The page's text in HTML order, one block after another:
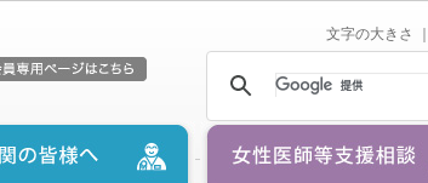
文字の大きさ ｜